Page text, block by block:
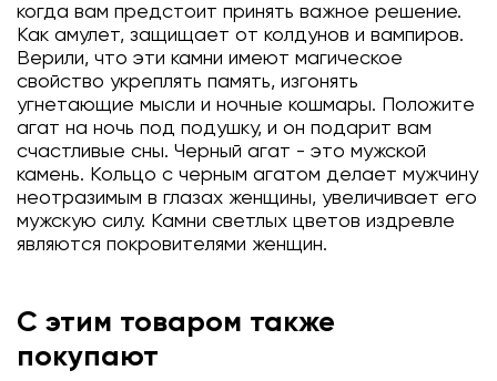
когда вам предстоит принять важное решение.
Как амулет, защищает от колдунов и вампиров.
Верили, что эти камни имеют магическое
свойство укреплять память, изгонять
угнетающие мысли и ночные кошмары. Положите
агат на ночь под подушку, и он подарит вам
счастливые сны. Черный агат - это мужской
камень. Кольцо с черным агатом делает мужчину
неотразимым в глазах женщины, увеличивает его
мужскую силу. Камни светлых цветов издревле
являются покровителями женщин.
С этим товаром также
покупают